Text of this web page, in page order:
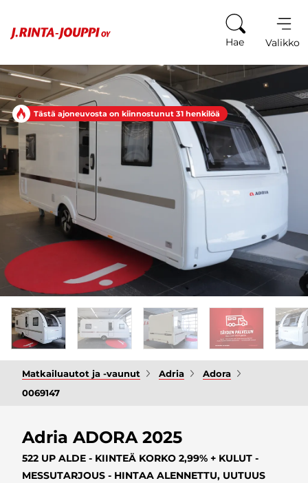
Hae Valikko
Tästä ajoneuvosta on kiinnostunut 31 henkilöä
Matkailuautot ja -vaunut Adria
Adora
0069147
Adria ADORA 2025
522 UP ALDE - KIINTEÄ KORKO 2,99% + KULUT -
MESSUTARJOUS - HINTAA ALENNETTU, UUTUUS